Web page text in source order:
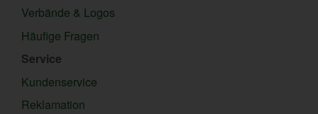
Verbände & Logos
Häufige Fragen
Service
Kundenservice
Reklamation